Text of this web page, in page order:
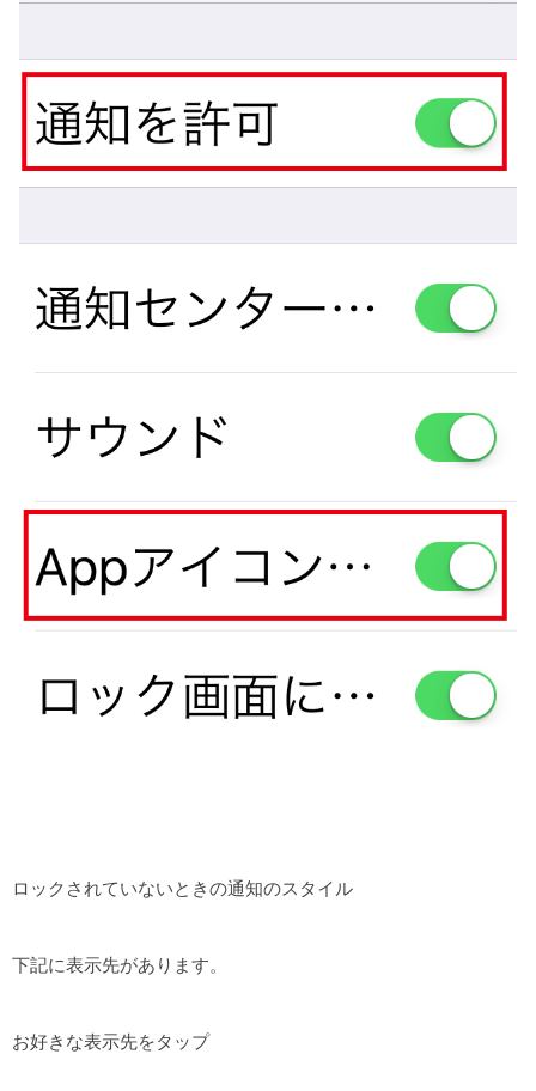
ロックされていないときの通知のスタイル
下記に表示先があります。
お好きな表示先をタップ